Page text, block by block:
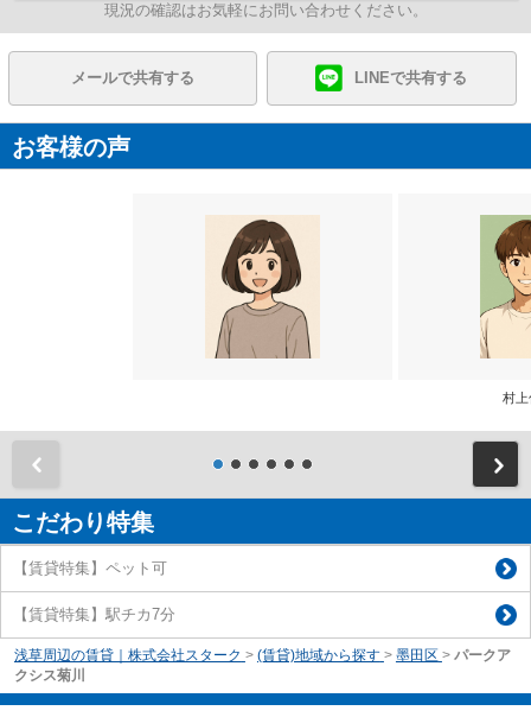
現況の確認はお気軽にお問い合わせください。
メールで共有する LINEで共有する
お客様の声
村上
こだわり特集
【賃貸特集】ペット可
【賃貸特集】駅チカ7分
浅草周辺の賃貸｜株式会社スターク > (賃貸)地域から探す > 墨田区 > パークア
クシス菊川